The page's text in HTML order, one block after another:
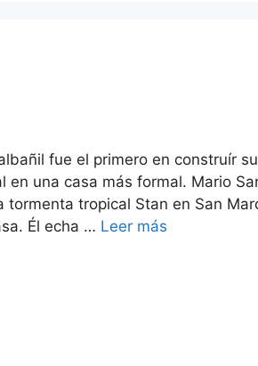
fue el primero en construír
una casa más formal. Mario
tropical Stan en San
Él echa … Leer más